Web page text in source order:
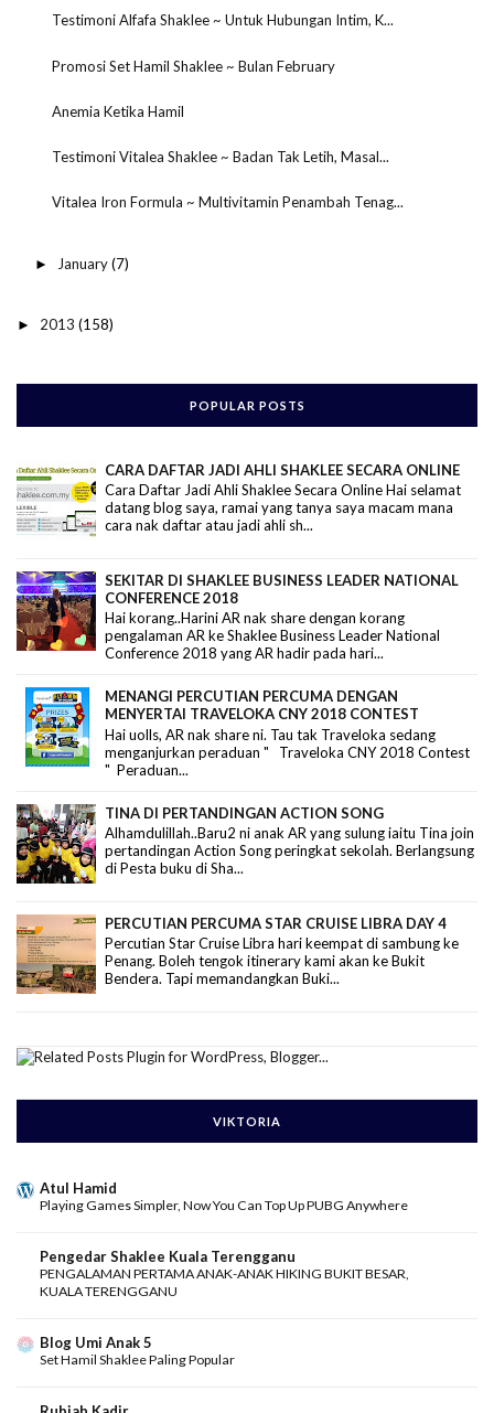
Testimoni Alfafa Shaklee ~ Untuk Hubungan Intim, K...
Promosi Set Hamil Shaklee ~ Bulan February
Anemia Ketika Hamil
Testimoni Vitalea Shaklee ~ Badan Tak Letih, Masal...
Vitalea Iron Formula ~ Multivitamin Penambah Tenag...
► January(7)
► 2013 (158)
POPULAR POSTS
CARA DAFTAR JADI AHLI SHAKLEE SECARA ONLINE
Cara Daftar Jadi Ahli Shaklee Secara Online Hai selamat
datang blog saya, ramai yang tanya saya macam mana
cara nak daftar atau jadi ahli sh...
SEKITAR DI SHAKLEE BUSINESS LEADER NATIONAL
CONFERENCE 2018
Hai korang..Harini AR nak share dengan korang
pengalaman AR ke Shaklee Business Leader National
Conference 2018 yang AR hadir pada hari...
MENANGI PERCUTIAN PERCUMA DENGAN
MENYERTAI TRAVELOKA CNY 2018 CONTEST
Hai uolls, AR nak share ni. Tau tak Traveloka sedang
menganjurkan peraduan " Traveloka CNY 2018 Contest
" Peraduan...
TINA DI PERTANDINGAN ACTION SONG
Alhamdulillah..Baru2 ni anak AR yang sulung iaitu Tina join
pertandingan Action Song peringkat sekolah. Berlangsung
di Pesta buku di Sha...
PERCUTIAN PERCUMA STAR CRUISE LIBRA DAY 4
Percutian Star Cruise Libra hari keempat di sambung ke
Penang. Boleh tengok itinerary kami akan ke Bukit
Bendera. Tapi memandangkan Buki...
VIKTORIA
Atul Hamid
Playing Games Simpler, Now You Can Top Up PUBG Anywhere
Pengedar Shaklee Kuala Terengganu
PENGALAMAN PERTAMA ANAK-ANAK HIKING BUKIT BESAR,
KUALA TERENGGANU
Blog Umi Anak 5
Set Hamil Shaklee Paling Popular